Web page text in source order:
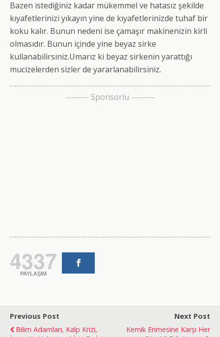
Bazen istediğiniz kadar mükemmel ve hatasız şekilde
kıyafetlerinizi yıkayın yine de kıyafetlerinizde tuhaf bir
koku kalır. Bunun nedeni ise çamaşır makinenizin kirli
olmasıdır. Bunun içinde yine beyaz sirke
kullanabilirsiniz.Umarız ki beyaz sirkenin yarattığı
mucizelerden sizler de yararlanabilirsiniz.
-------- Sponsorlu --------
4337
PAYLAŞIM
Previous Post
Bilim Adamları, Kalp Krizi,
Next Post
Kemik Erimesine Karşı Her